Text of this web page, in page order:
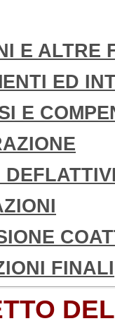
E ALTRE
ED
E
FINALI